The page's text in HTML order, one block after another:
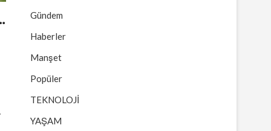
Gündem
Haberler
Manşet
Popüler
TEKNOLOJİ
YAŞAM